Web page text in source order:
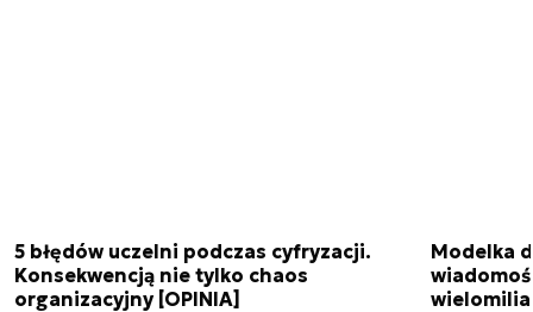
5 błędów uczelni podczas cyfryzacji.
Konsekwencją nie tylko chaos
organizacyjny [OPINIA]
Modelka